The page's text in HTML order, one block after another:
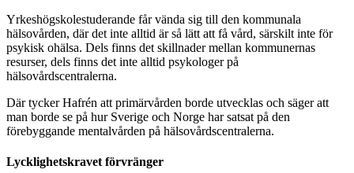
Yrkeshögskolestuderande får vända sig till den kommunala
hälsovården, där det inte alltid är så lätt att få vård, särskilt inte för
psykisk ohälsa. Dels finns det skillnader mellan kommunernas
resurser, dels finns det inte alltid psykologer på
hälsovårdscentralerna.
Där tycker Hafrén att primärvården borde utvecklas och säger att
man borde se på hur Sverige och Norge har satsat på den
förebyggande mentalvården på hälsovårdscentralerna.
Lycklighetskravet förvränger